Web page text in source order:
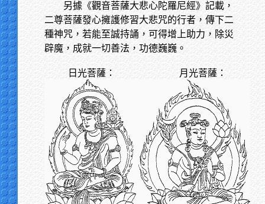
另據《觀音菩薩大悲心陀羅尼經》記載，
二尊菩薩發心擁護修習大悲咒的行者，傳下二
種神咒，若能至誠持誦，可得增上助力，除災
辟魔，成就一切善法，功德巍巍。
日光菩薩： 月光菩薩：